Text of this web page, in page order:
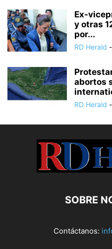
Ex-
y otras
por...
RD Herald -
abortos
RD Herald -
SOBRE
Contáctanos: